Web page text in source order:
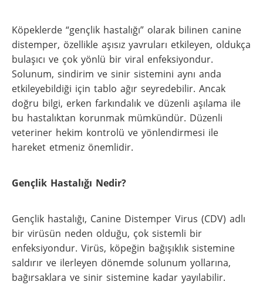
Köpeklerde “gençlik hastalığı” olarak bilinen canine
distemper, özellikle aşısız yavruları etkileyen, oldukça
bulaşıcı ve çok yönlü bir viral enfeksiyondur.
Solunum, sindirim ve sinir sistemini aynı anda
etkileyebildiği için tablo ağır seyredebilir. Ancak
doğru bilgi, erken farkındalık ve düzenli aşılama ile
bu hastalıktan korunmak mümkündür. Düzenli
veteriner hekim kontrolü ve yönlendirmesi ile
hareket etmeniz önemlidir.
Gençlik Hastalığı Nedir?
Gençlik hastalığı, Canine Distemper Virus (CDV) adlı
bir virüsün neden olduğu, çok sistemli bir
enfeksiyondur. Virüs, köpeğin bağışıklık sistemine
saldırır ve ilerleyen dönemde solunum yollarına,
bağırsaklara ve sinir sistemine kadar yayılabilir.